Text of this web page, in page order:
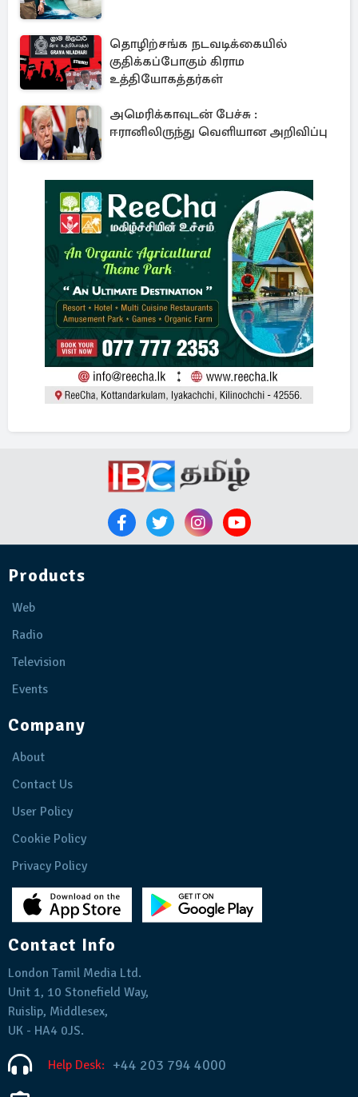
தொழிற்சங்க நடவடிக்கையில்
குதிக்கப்போகும் கிராம
உத்தியோகத்தர்கள்
அமெரிக்காவுடன் பேச்சு :
ஈரானிலிருந்து வெளியான அறிவிப்பு
Products
Web
Radio
Television
Events
Company
About
Contact Us
User Policy
Cookie Policy
Privacy Policy
Contact Info
London Tamil Media Ltd.
Unit 1, 10 Stonefield Way,
Ruislip, Middlesex,
UK - HA4 0JS.
Help Desk: +44 203 794 4000